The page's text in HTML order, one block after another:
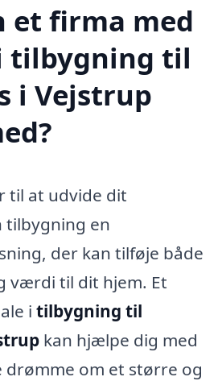
et firma med
tilbygning til
i Vejstrup
til at udvide dit
tilbygning en
der kan tilføje både
værdi til dit hjem. Et
i tilbygning til
kan hjælpe dig med
drømme om et større og